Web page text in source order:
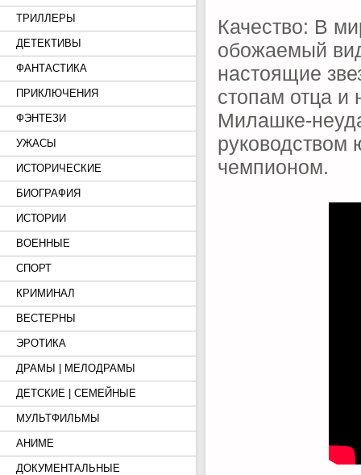
ТРИЛЛЕРЫ
ДЕТЕКТИВЫ
ФАНТАСТИКА
ПРИКЛЮЧЕНИЯ
ФЭНТЕЗИ
УЖАСЫ
ИСТОРИЧЕСКИЕ
БИОГРАФИЯ
ИСТОРИИ
ВОЕННЫЕ
СПОРТ
КРИМИНАЛ
ВЕСТЕРНЫ
ЭРОТИКА
ДРАМЫ | МЕЛОДРАМЫ
ДЕТСКИЕ | СЕМЕЙНЫЕ
МУЛЬТФИЛЬМЫ
АНИМЕ
ДОКУМЕНТАЛЬНЫЕ
Качество: В
обожаемый
настоящие
стопам отца и
Милашке-
руководством
чемпионом.